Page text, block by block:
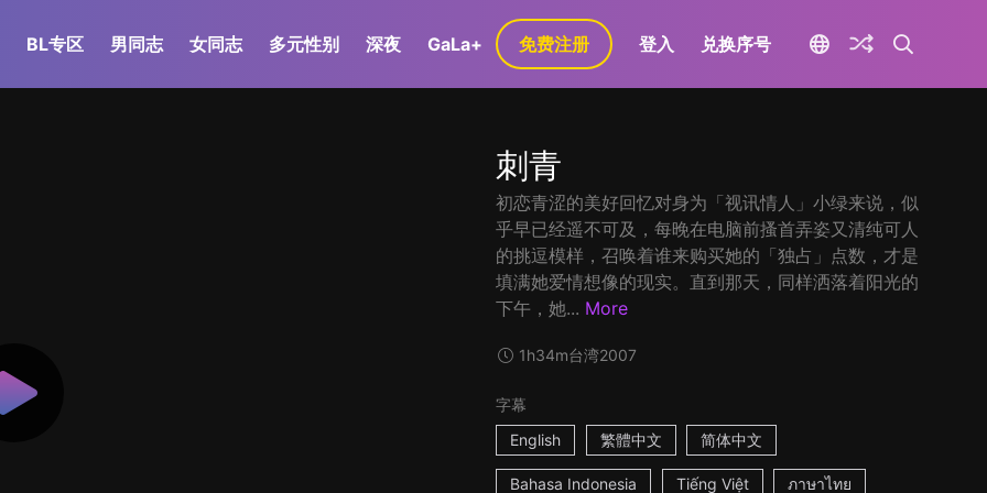
BL专区 男同志 女同志 多元性别 深夜 GaLa+ 免费注册 登入 兑换序号
刺青
初恋青涩的美好回忆对身为「视讯情人」小绿来说，似
乎早已经遥不可及，每晚在电脑前搔首弄姿又清纯可人
的挑逗模样，召唤着谁来购买她的「独占」点数，才是
填满她爱情想像的现实。直到那天，同样洒落着阳光的
下午，她... More
1h34m台湾2007
字幕
English
繁體中文 简体中文
Bahasa Indonesia Tiếng Việt ภาษาไทย